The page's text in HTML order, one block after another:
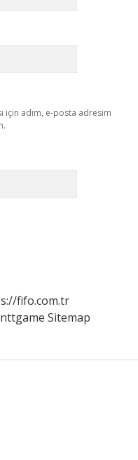
için adım, e-posta adresim
fifo.com.tr
nttgame Sitemap